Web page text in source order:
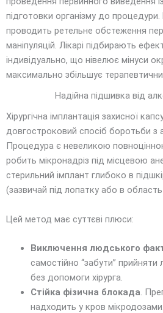
підготовки організму до
проводить ретельне обстеження
маніпуляцій. Лікарі підбирають
індивідуально, що нівелює мінуси
максимально збільшує
Надійна підшивка від
Хірургічна імплантація захисної
довгостроковий спосіб боротьби з
Процедура є невеликою
робить мікронадріз під місцевою
стерильний імплант глибоко в
(зазвичай під лопатку або в область
Цей метод має суттєві плюси:
Виключення людського
самостійно “забути” прийняти
без допомоги хірурга.
Стійка фізична блокада.
надходить у кров